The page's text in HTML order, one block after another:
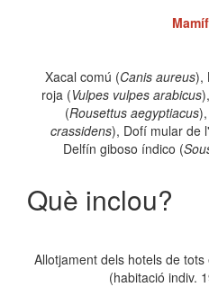
Xacal comú (Canis aureus),
roja (Vulpes vulpes arabicus
(Rousettus aegyptiacus
crassidens), Dofí mular de
Delfín giboso índico (
Què inclou?
Allotjament dels hotels de
(habitació indiv.